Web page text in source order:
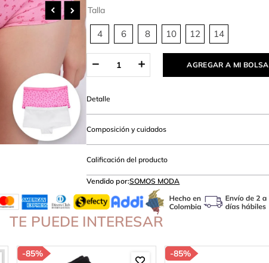
Talla
4 6 8 10 12 14
AGREGAR A MI BOLSA
Detalle
Composición y cuidados
Calificación del producto
Vendido por:SOMOS MODA
TE PUEDE INTERESAR
-85% -85%